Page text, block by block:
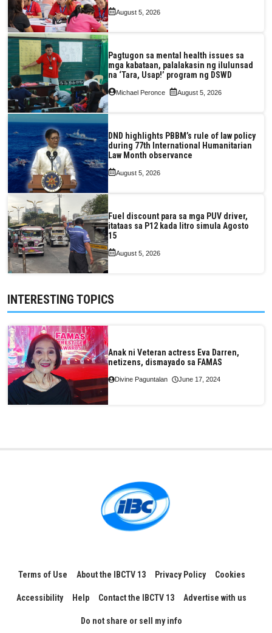
August 5, 2026
Pagtugon sa mental health issues sa
mga kabataan, palalakasin ng ilulunsad
na ‘Tara, Usap!’ program ng DSWD
Michael Peronce August 5, 2026
DND highlights PBBM’s rule of law policy
during 77th International Humanitarian
Law Month observance
August 5, 2026
Fuel discount para sa mga PUV driver,
itataas sa P12 kada litro simula Agosto
15
August 5, 2026
INTERESTING TOPICS
Anak ni Veteran actress Eva Darren,
netizens, dismayado sa FAMAS
Divine Paguntalan June 17, 2024
Terms of Use About the IBCTV 13 Privacy Policy Cookies
Accessibility Help Contact the IBCTV 13 Advertise with us
Do not share or sell my info